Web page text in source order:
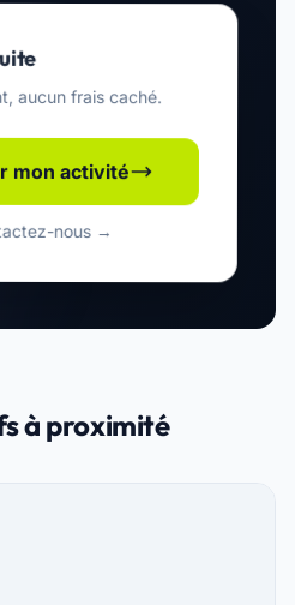
aucun frais caché.
mon activité
nous →
à proximité